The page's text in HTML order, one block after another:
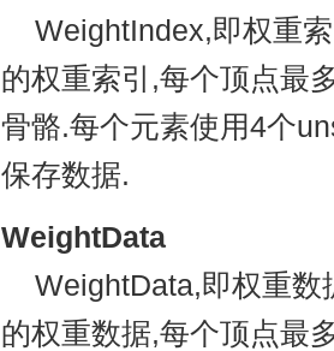
WeightIndex,即权重
的权重索引,每个顶点最
骨骼.每个元素使用4个
保存数据.
WeightData
WeightData,即权重数
的权重数据,每个顶点最